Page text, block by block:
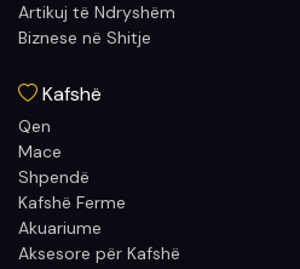
Artikuj të Ndryshëm
Biznese në Shitje
Kafshë
Qen
Mace
Shpendë
Kafshë Ferme
Akuariume
Aksesore për Kafshë